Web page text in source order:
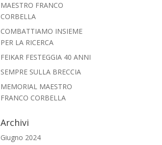
MAESTRO FRANCO
CORBELLA
COMBATTIAMO INSIEME
PER LA RICERCA
FEIKAR FESTEGGIA 40 ANNI
SEMPRE SULLA BRECCIA
MEMORIAL MAESTRO
FRANCO CORBELLA
Archivi
Giugno 2024